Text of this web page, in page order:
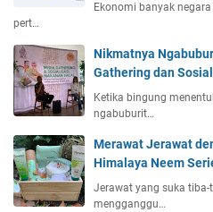
Ekonomi banyak
pert…
Nikmatnya
Gathering dan
Ketika bingung
ngabuburit…
Merawat Jerawat
Himalaya Neem
Jerawat yang suka
mengganggu…